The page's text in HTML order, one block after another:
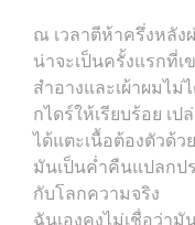
ณ เวลาตีห้าครึ่งหลั
น่าจะเป็นครั้งแรกที่เ
สำอางและเผ้าผมไม่
กไดร์ให้เรียบร้อย เป
ได้แตะเนื้อต้องตัวด้ว
มันเป็นค่ำคืนแปลกป
กับโลกความจริง
ฉันเองคงไม่เชื่อว่า